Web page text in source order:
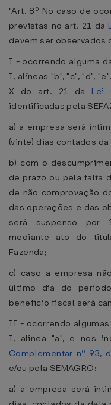
"Art. 8º No caso de
previstas no art. 21 da
devem ser observados
I - ocorrendo alguma
I, alíneas "b", "c", "d",
X do art. 21 da Lei
identificadas pela
a) a empresa será
(vinte) dias contados
b) com o
de prazo ou pela falta
de não comprovação
das operações e das
será suspenso por
mediante ato do
Fazenda;
c) caso a empresa
último dia do
benefício fiscal será
II - ocorrendo
I, alínea "a", e nos
Complementar nº 93,
e/ou pela SEMAGRO:
a) a empresa será